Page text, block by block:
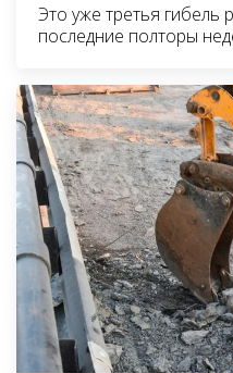
Это уже третья гибель
последние полторы